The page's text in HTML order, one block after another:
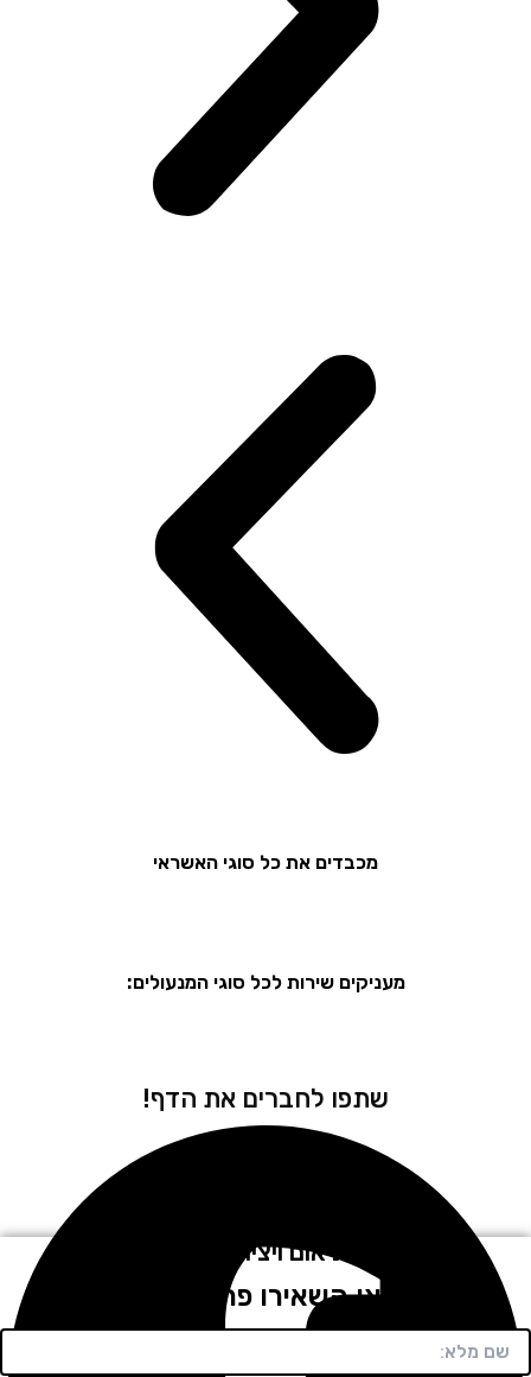
מכבדים את כל סוגי האשראי
מעניקים שירות לכל סוגי המנעולים:
שתפו לחברים את הדף!
לתיאום ויצירת קשר
חייגו או השאירו פרטים בטופס!